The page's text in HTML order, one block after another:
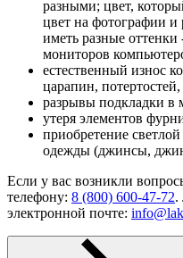
разными; цвет,
цвет на фотографии и
иметь разные
мониторов
естественный износ
царапин,
разрывы подкладки в
утеря элементов
приобретение
одежды (джинсы,
Если у вас возникли
телефону: 8 (800) 600-47-72.
электронной почте: